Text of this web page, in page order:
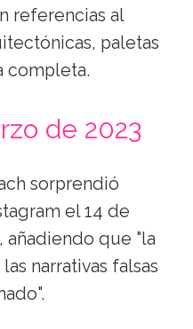
referencias al
paletas
completa.
de 2023
sorprendió
el 14 de
añadiendo que "la
narrativas falsas